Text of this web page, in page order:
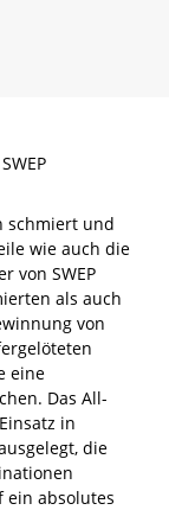
schmiert und
wie auch die
von SWEP
als auch
von
eine
Das All-
in
die
ein absolutes